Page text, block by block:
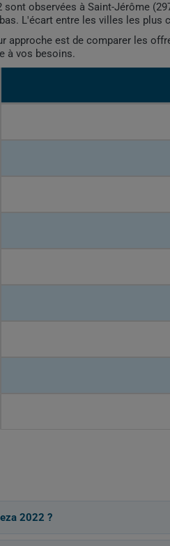
observées à Saint-Jérôme
L'écart entre les villes les
approche est de comparer les
à vos besoins.
2022 ?